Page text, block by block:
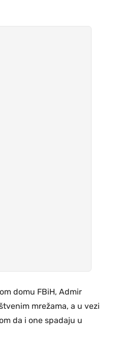
domu FBiH, Admir
mrežama, a u vezi
da i one spadaju u